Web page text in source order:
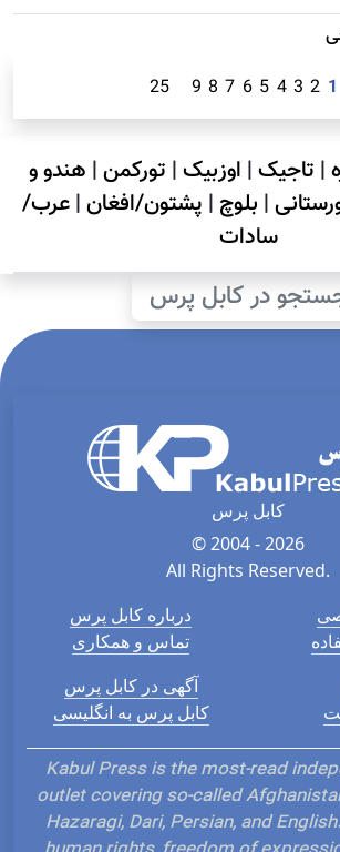
1
2
3
4
5
6
7
8
9
25
| تاجیک| اوزبیک| تورکمن| هندو و
| بلوچ | پشتون/افغان|عرب/
سادات
در کابل پرس
کابل پرس
© 2004 - 2026
All Rights Reserved.
درباره کابل پرس
تماس و همکاری
آگهی در کابل پرس
کابل پرس به انگلیسی
Kabul Press is the most-read
outlet covering so-called
Hazaragi, Dari, Persian, and